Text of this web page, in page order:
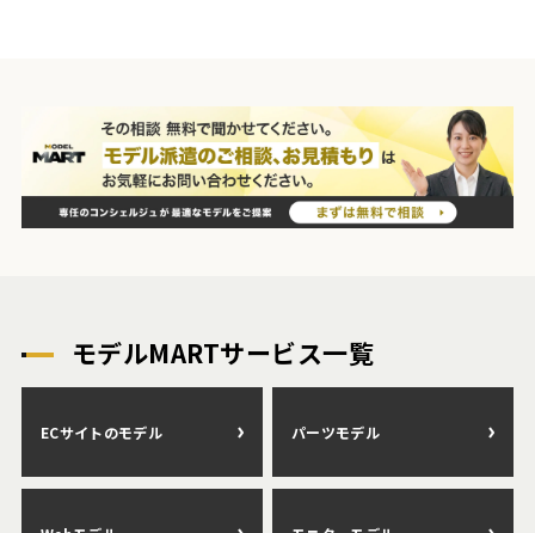
モデルMARTサービス一覧
ECサイトのモデル パーツモデル